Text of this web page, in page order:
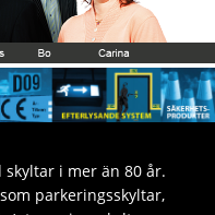
skyltar i mer än 80 år.
parkeringsskyltar,